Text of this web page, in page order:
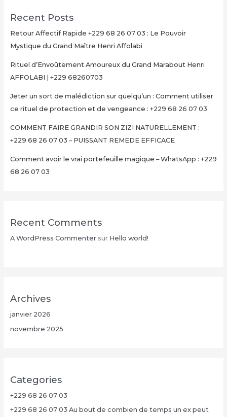
REMEDE
EFFICACE
Recent Posts
Retour Affectif Rapide +229 68 26 07 03 : Le Pouvoir
Mystique du Grand Maître Henri Affolabi
Rituel d’Envoûtement Amoureux du Grand Marabout Henri
AFFOLABI | +229 68260703
Jeter un sort de malédiction sur quelqu’un : Comment utiliser
ce rituel de protection et de vengeance : +229 68 26 07 03
COMMENT FAIRE GRANDIR SON ZIZI NATURELLEMENT :
+229 68 26 07 03 – PUISSANT REMEDE EFFICACE
Comment avoir le vrai portefeuille magique – WhatsApp : +229
68 26 07 03
Recent Comments
A WordPress Commentersur Hello world!
Archives
janvier 2026
novembre 2025
Categories
+229 68 26 07 03
+229 68 26 07 03 Au bout de combien de temps un ex peut